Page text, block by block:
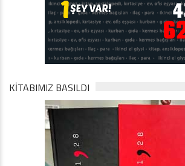
KİTABIMIZ BASILDI